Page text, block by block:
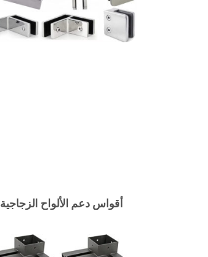
أقواس دعم الألواح الزجاجية